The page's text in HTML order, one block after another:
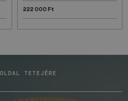
222 000 Ft
TETEJÉRE